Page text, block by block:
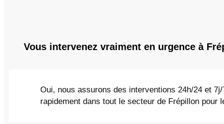
Vous intervenez vraiment en urgence à
Oui, nous assurons des interventions 24h/24 et
rapidement dans tout le secteur de Frépillon pour